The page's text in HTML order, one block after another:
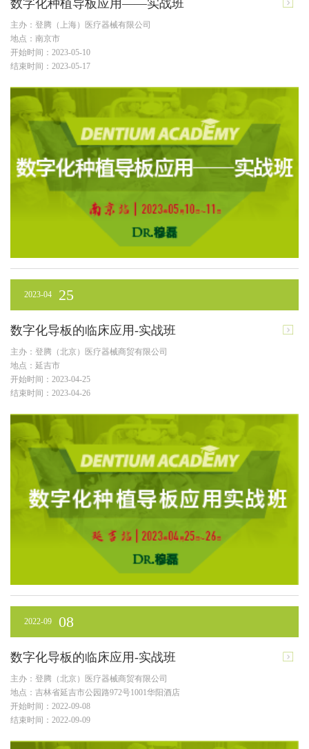
数字化种植导板应用——实战班
主办：登腾（上海）医疗器械有限公司
地点：南京市
开始时间：2023-05-10
结束时间：2023-05-17
2023-04 25
数字化导板的临床应用-实战班
主办：登腾（北京）医疗器械商贸有限公司
地点：延吉市
开始时间：2023-04-25
结束时间：2023-04-26
2022-09 08
数字化导板的临床应用-实战班
主办：登腾（北京）医疗器械商贸有限公司
地点：吉林省延吉市公园路972号1001华阳酒店
开始时间：2022-09-08
结束时间：2022-09-09